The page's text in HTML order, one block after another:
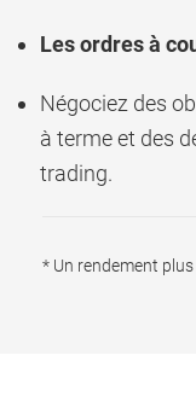
Les ordres à
Négociez des
à terme et des
trading.
* Un rendement